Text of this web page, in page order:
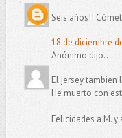
Seis años!!
18 de diciembre
Anónimo dijo...
El jersey tambien
He muerto con
Felicidades a M.